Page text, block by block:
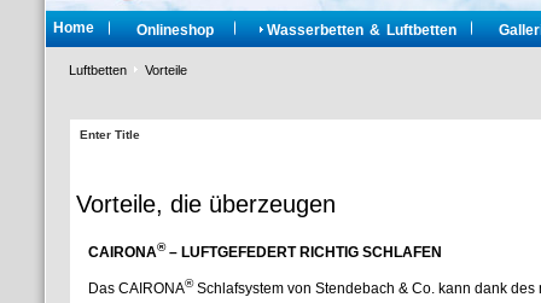
Home Onlineshop Wasserbetten & Luftbetten
Luftbetten Vorteile
Enter Title
Vorteile, die überzeugen
CAIRONA®– LUFTGEFEDERT RICHTIG SCHLAFEN
Das CAIRONA®Schlafsystem von Stendebach & Co. kann dank